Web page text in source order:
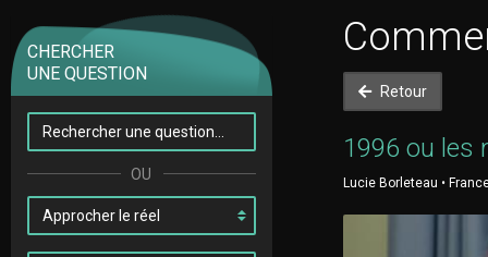
CHERCHER
UNE QUESTION
Retour
1996 ou les
Lucie Borleteau •